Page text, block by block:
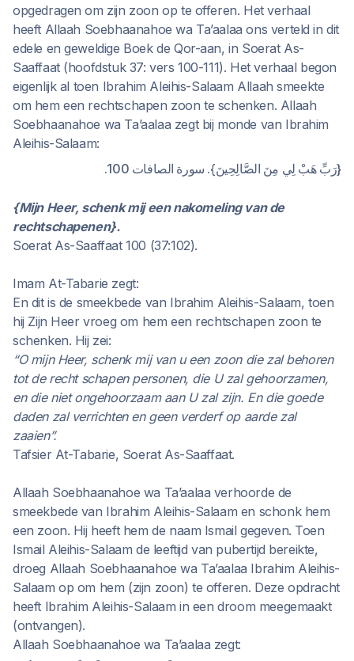
opgedragen om zijn zoon op te offeren. Het verhaal
heeft Allaah Soebhaanahoe wa Ta’aalaa ons verteld in dit
edele en geweldige Boek de Qor-aan, in Soerat As-
Saaffaat (hoofdstuk 37: vers 100-111). Het verhaal begon
eigenlijk al toen Ibrahim Aleihis-Salaam Allaah smeekte
om hem een rechtschapen zoon te schenken. Allaah
Soebhaanahoe wa Ta’aalaa zegt bij monde van Ibrahim
Aleihis-Salaam:
{رَبِّ هَبْ لِي مِنَ الصَّالِحِينَ}. سورة الصافات 100.
{Mijn Heer, schenk mij een nakomeling van de
rechtschapenen}.
Soerat As-Saaffaat 100 (37:102).
Imam At-Tabarie zegt:
En dit is de smeekbede van Ibrahim Aleihis-Salaam, toen
hij Zijn Heer vroeg om hem een rechtschapen zoon te
schenken. Hij zei:
“O mijn Heer, schenk mij van u een zoon die zal behoren
tot de recht schapen personen, die U zal gehoorzamen,
en die niet ongehoorzaam aan U zal zijn. En die goede
daden zal verrichten en geen verderf op aarde zal
zaaien”.
Tafsier At-Tabarie, Soerat As-Saaffaat.
Allaah Soebhaanahoe wa Ta’aalaa verhoorde de
smeekbede van Ibrahim Aleihis-Salaam en schonk hem
een zoon. Hij heeft hem de naam Ismail gegeven. Toen
Ismail Aleihis-Salaam de leeftijd van pubertijd bereikte,
droeg Allaah Soebhaanahoe wa Ta’aalaa Ibrahim Aleihis-
Salaam op om hem (zijn zoon) te offeren. Deze opdracht
heeft Ibrahim Aleihis-Salaam in een droom meegemaakt
(ontvangen).
Allaah Soebhaanahoe wa Ta’aalaa zegt: